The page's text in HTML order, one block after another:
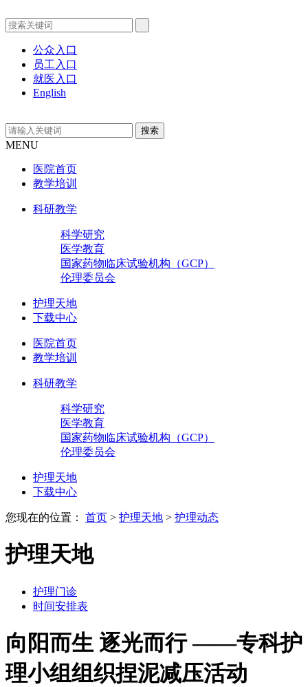
公众入口
员工入口
就医入口
English
MENU
医院首页
教学培训
科研教学
科学研究
医学教育
国家药物临床试验机构（GCP）
伦理委员会
护理天地
下载中心
医院首页
教学培训
科研教学
科学研究
医学教育
国家药物临床试验机构（GCP）
伦理委员会
护理天地
下载中心
您现在的位置： 首页 > 护理天地 > 护理动态
护理天地
护理门诊
时间安排表
向阳而生 逐光而行 ——专科护
理小组组织捏泥减压活动